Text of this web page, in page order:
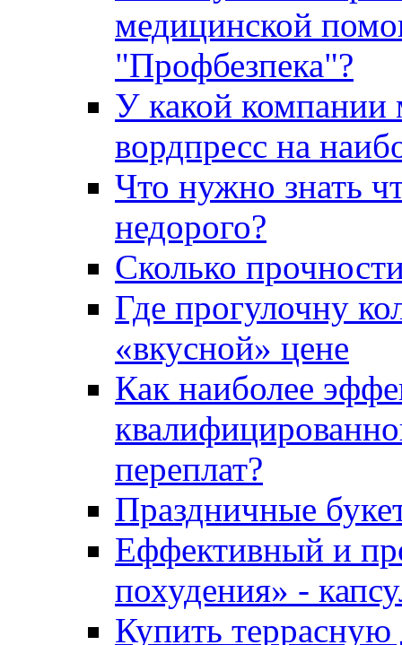
медицинской
"Профбезпека"?
У какой компании
вордпресс на
Что нужно знать
недорого?
Сколько
Где прогулочну
«вкусной» цене
Как наиболее
переплат?
Праздничные
Еффективный и
похудения» -
Купить